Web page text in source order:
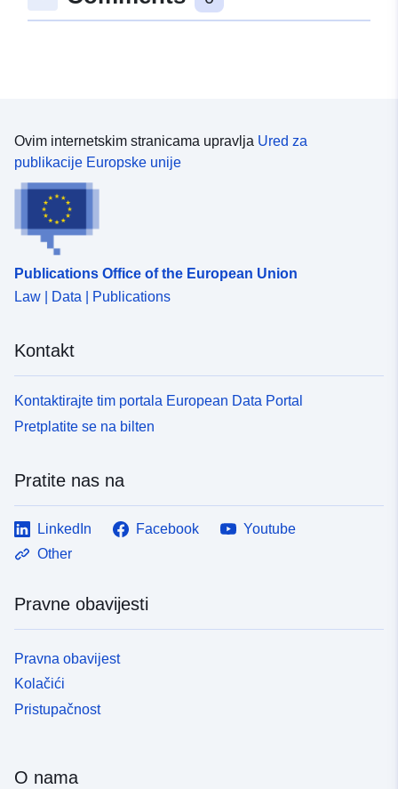
48.4070869 ], [ 9.3261933,
uriRef:
http://data.europa.eu/88u/dataset/
Ovim internetskim stranicama upravlja Ured za
publikacije Europske unije
Publications Office of the European Union
Law | Data | Publications
Kontakt
Kontaktirajte tim portala European Data Portal
Pretplatite se na bilten
Pratite nas na
LinkedIn Facebook
Youtube
Other
Pravne obavijesti
Pravna obavijest
Kolačići
Pristupačnost
O nama